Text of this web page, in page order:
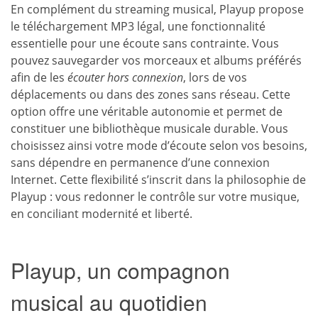
En complément du streaming musical, Playup propose
le téléchargement MP3 légal, une fonctionnalité
essentielle pour une écoute sans contrainte. Vous
pouvez sauvegarder vos morceaux et albums préférés
afin de les écouter hors connexion, lors de vos
déplacements ou dans des zones sans réseau. Cette
option offre une véritable autonomie et permet de
constituer une bibliothèque musicale durable. Vous
choisissez ainsi votre mode d’écoute selon vos besoins,
sans dépendre en permanence d’une connexion
Internet. Cette flexibilité s’inscrit dans la philosophie de
Playup : vous redonner le contrôle sur votre musique,
en conciliant modernité et liberté.
Playup, un compagnon
musical au quotidien